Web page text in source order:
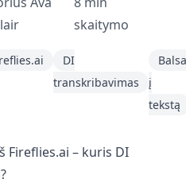
skaitymo
DI
transkribavimas
į
tekstą
Fireflies.ai – kuris DI